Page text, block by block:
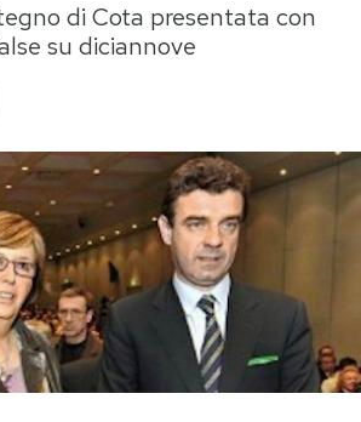
Consumismi
Europa
Altrecose
Mondiali calcio 2026
di Cota presentata con
su diciannove